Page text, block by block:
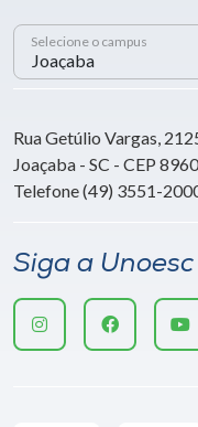
Selecione o campus
Rua Getúlio Vargas,
Joaçaba - SC - CEP
Telefone (49) 3551-
Siga a Unoesc